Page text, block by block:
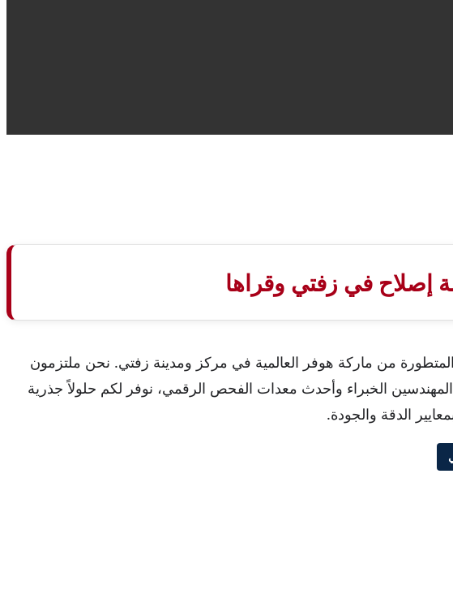
في زفتي وقراها
من ماركة هوفر العالمية في مركز ومدينة زفتي. نحن ملتزمون
الخبراء وأحدث معدات الفحص الرقمي، نوفر لكم حلولاً جذرية
الدقة والجودة.